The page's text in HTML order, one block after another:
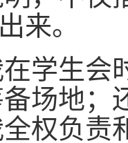
来。
学生会
场地；
权负责